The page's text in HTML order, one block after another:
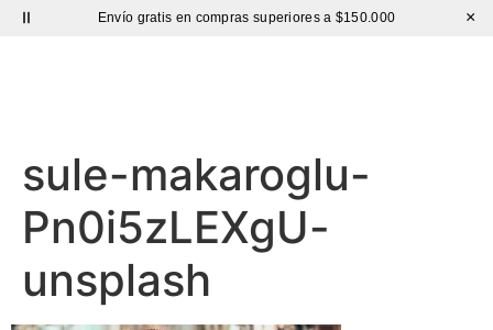
Envío gratis en compras superiores a $150.000 ×
sule-makaroglu-
Pn0i5zLEXgU-
unsplash